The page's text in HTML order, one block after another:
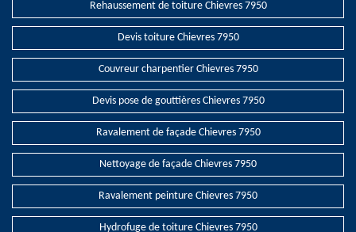
Rehaussement de toiture Chievres 7950
Devis toiture Chievres 7950
Couvreur charpentier Chievres 7950
Devis pose de gouttières Chievres 7950
Ravalement de façade Chievres 7950
Nettoyage de façade Chievres 7950
Ravalement peinture Chievres 7950
Hydrofuge de toiture Chievres 7950